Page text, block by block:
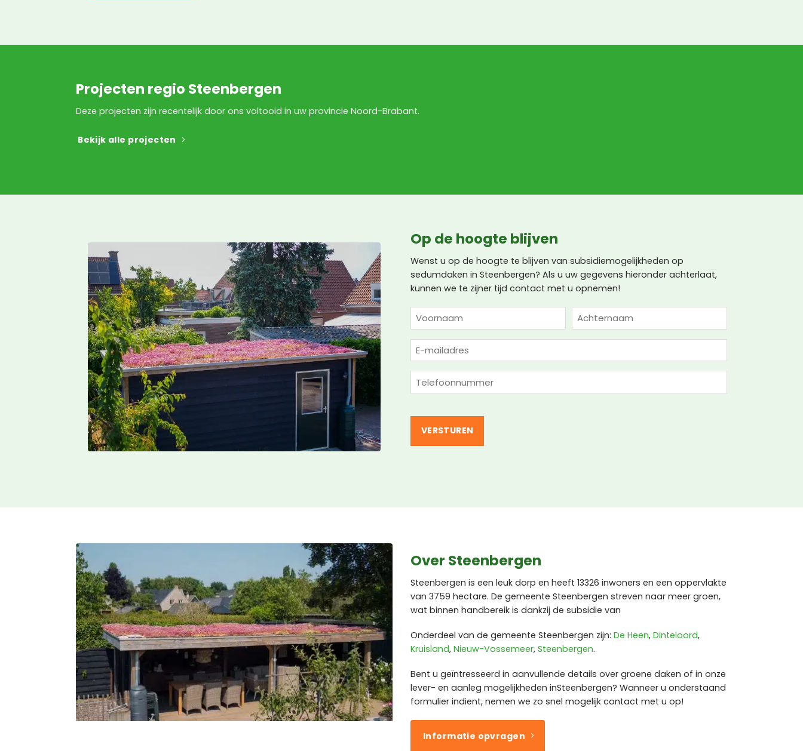
Projecten regio Steenbergen
Deze projecten zijn recentelijk door ons voltooid in uw provincie Noord-Brabant.
Bekijk alle projecten
Op de hoogte blijven
Wenst u op de hoogte te blijven van subsidiemogelijkheden op
sedumdaken in Steenbergen? Als u uw gegevens hieronder achterlaat,
kunnen we te zijner tijd contact met u opnemen!
NAAM
(VEREIST)
Voornaam Achternaam
E-
mailadres
Telefoon
(Vereist)
Over Steenbergen
Steenbergen is een leuk dorp en heeft 13326 inwoners en een oppervlakte
van 3759 hectare. De gemeente Steenbergen streven naar meer groen,
wat binnen handbereik is dankzij de subsidie van
Onderdeel van de gemeente Steenbergen zijn: De Heen, Dinteloord,
Kruisland, Nieuw-Vossemeer, Steenbergen.
Bent u geïntresseerd in aanvullende details over groene daken of in onze
lever- en aanleg mogelijkheden inSteenbergen? Wanneer u onderstaand
formulier indient, nemen we zo snel mogelijk contact met u op!
Informatie opvragen